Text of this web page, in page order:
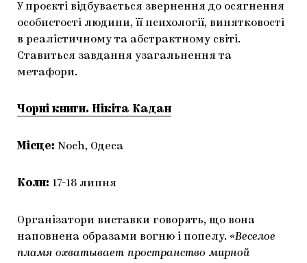
У проєкті відбувається звернення до осягнення
особистості людини, її психології, винятковості
в реалістичному та абстрактному світі.
Ставиться завдання узагальнення та
метафори.
Чорні книги. Нікіта Кадан
Місце: Noch, Одеса
Коли: 17-18 липня
Організатори виставки говорять, що вона
наповнена образами вогню і попелу. «Веселое
пламя охватывает пространство мирной